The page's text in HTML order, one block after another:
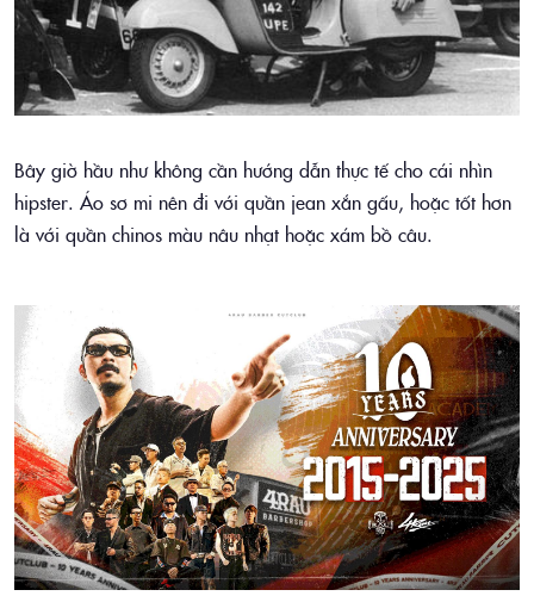
Bây giờ hầu như không cần hướng dẫn thực tế cho cái nhìn
hipster. Áo sơ mi nên đi với quần jean xắn gấu, hoặc tốt hơn
là với quần chinos màu nâu nhạt hoặc xám bồ câu.